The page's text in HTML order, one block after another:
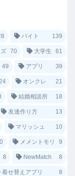
バイト 139
70 大学生 61
49 アプリ 39
オンクレ 21
結婚相談所 18
友達作り方 13
マリッシュ 10
メメントモリ 9
8 NewMatch 8
着せ替えアプリ 8